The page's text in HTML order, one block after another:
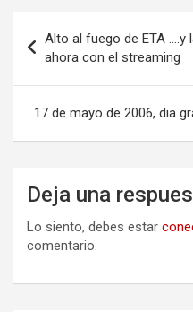
de
entradas
Alto al fuego de ETA
ahora con el streaming
17 de mayo de 2006, dia
Deja una
Lo siento, debes estar
comentario.